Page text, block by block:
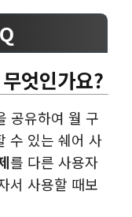
엇인가요?
공유하여 월 구
수 있는 쉐어 사
를 다른 사용자
서 사용할 때보